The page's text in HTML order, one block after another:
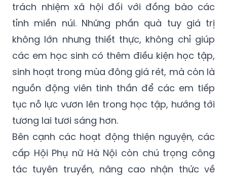
trách nhiệm xã hội đối với đồng bào các
tỉnh miền núi. Những phần quà tuy giá trị
không lớn nhưng thiết thực, không chỉ giúp
các em học sinh có thêm điều kiện học tập,
sinh hoạt trong mùa đông giá rét, mà còn là
nguồn động viên tinh thần để các em tiếp
tục nỗ lực vươn lên trong học tập, hướng tới
tương lai tươi sáng hơn.
Bên cạnh các hoạt động thiện nguyện, các
cấp Hội Phụ nữ Hà Nội còn chú trọng công
tác tuyên truyền, nâng cao nhận thức về